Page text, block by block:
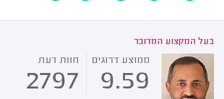
בעל המקצוע המדובר
ממוצע דרוגים
9.59
חוות דעת
2797